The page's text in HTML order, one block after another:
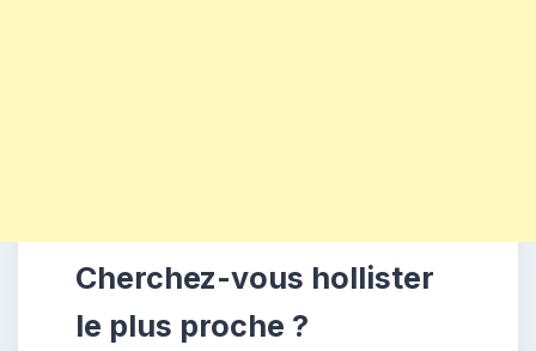
Cherchez-vous hollister
le plus proche ?